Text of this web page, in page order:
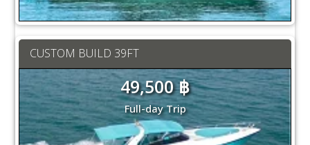
CUSTOM BUILD 39FT
49,500 ฿
Full-day Trip